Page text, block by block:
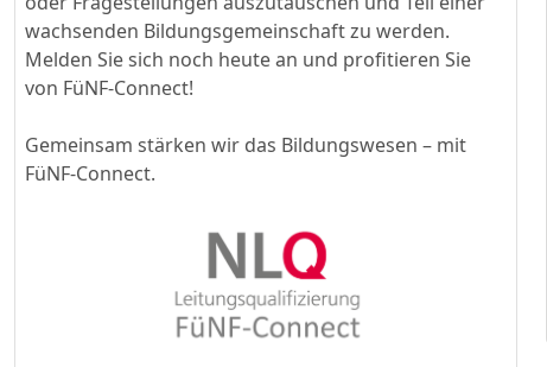
wachsenden Bildungsgemeinschaft zu werden.
Melden Sie sich noch heute an und profitieren Sie
von FüNF-Connect!
Gemeinsam stärken wir das Bildungswesen – mit
FüNF-Connect.